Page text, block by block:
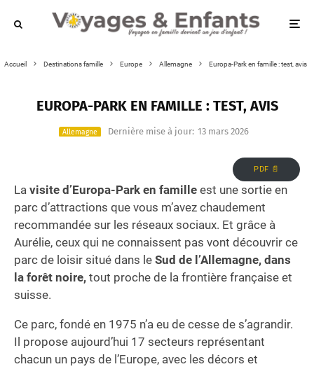
Accueil Destinations famille Europe Allemagne Europa-Park en famille : test, avis
EUROPA-PARK EN FAMILLE : TEST, AVIS
Allemagne Dernière mise à jour: 13 mars 2026
PDF 📄
La visite d’Europa-Park en famille est une sortie en
parc d’attractions que vous m’avez chaudement
recommandée sur les réseaux sociaux. Et grâce à
Aurélie, ceux qui ne connaissent pas vont découvrir ce
parc de loisir situé dans le Sud de l’Allemagne, dans
la forêt noire, tout proche de la frontière française et
suisse.
Ce parc, fondé en 1975 n’a eu de cesse de s’agrandir.
Il propose aujourd’hui 17 secteurs représentant
chacun un pays de l’Europe, avec les décors et